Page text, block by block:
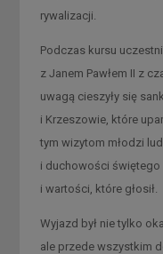
rywalizacji.
Podczas kursu
z Janem Pawłem II z
uwagą cieszyły się
i Krzeszowie, które
tym wizytom młodzi
i duchowości świętego
i wartości, które głosił.
Wyjazd był nie tylko
ale przede wszystkim